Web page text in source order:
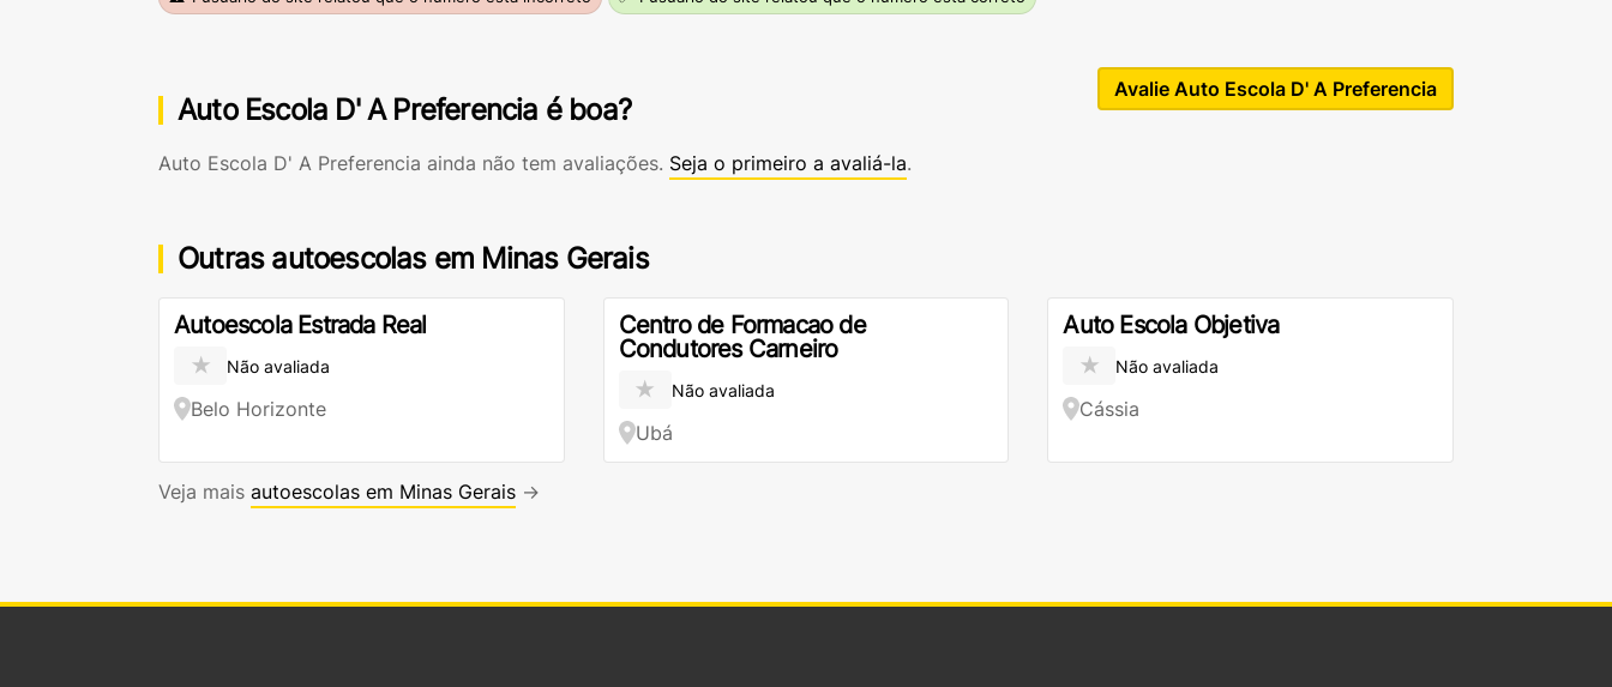
Auto Escola D' A Preferencia é boa?
Avalie Auto Escola D' A Preferencia
Auto Escola D' A Preferencia ainda não tem avaliações. Seja o primeiro a avaliá-la.
Outras autoescolas em Minas Gerais
Autoescola Estrada Real
★ Não avaliada
Belo Horizonte
Centro de Formacao de
Condutores Carneiro
★ Não avaliada
Ubá
Auto Escola Objetiva
★ Não avaliada
Cássia
Veja mais autoescolas em Minas Gerais →